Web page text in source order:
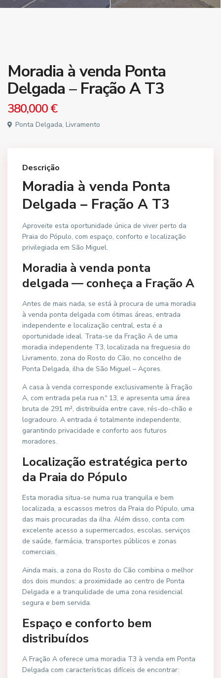
Moradia à venda Ponta
Delgada – Fração A T3
380,000 €
Ponta Delgada, Livramento
Descrição
Moradia à venda Ponta
Delgada – Fração A T3
Aproveite esta oportunidade única de viver perto da
Praia do Pópulo, com espaço, conforto e localização
privilegiada em São Miguel.
Moradia à venda ponta
delgada — conheça a Fração A
Antes de mais nada, se está à procura de uma moradia
à venda ponta delgada com ótimas áreas, entrada
independente e localização central, esta é a
oportunidade ideal. Trata-se da Fração A de uma
moradia independente T3, localizada na freguesia do
Livramento, zona do Rosto do Cão, no concelho de
Ponta Delgada, ilha de São Miguel – Açores.
A casa à venda corresponde exclusivamente à Fração
A, com entrada pela rua n.º 13, e apresenta uma área
bruta de 291 m², distribuída entre cave, rés-do-chão e
logradouro. A entrada é totalmente independente,
garantindo privacidade e conforto aos futuros
moradores.
Localização estratégica perto
da Praia do Pópulo
Esta moradia situa-se numa rua tranquila e bem
localizada, a escassos metros da Praia do Pópulo, uma
das mais procuradas da ilha. Além disso, conta com
excelente acesso a supermercados, escolas, serviços
de saúde, farmácia, transportes públicos e zonas
comerciais.
Ainda mais, a zona do Rosto do Cão combina o melhor
dos dois mundos: a proximidade ao centro de Ponta
Delgada e a tranquilidade de uma zona residencial
segura e bem servida.
Espaço e conforto bem
distribuídos
A Fração A oferece uma moradia T3 à venda em Ponta
Delgada com características difíceis de encontrar: